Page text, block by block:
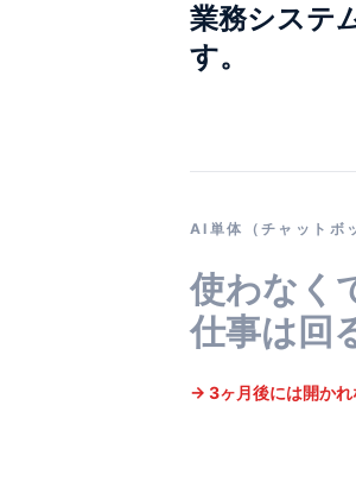
業務システ
す。
AI単体（チャットボ
使わなく
仕事は回
→ 3ヶ月後には開かれ